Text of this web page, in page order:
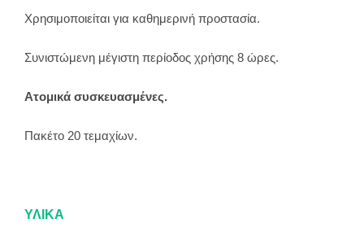
Χρησιμοποιείται για καθημερινή προστασία.
Συνιστώμενη μέγιστη περίοδος χρήσης 8 ώρες.
Ατομικά συσκευασμένες.
Πακέτο 20 τεμαχίων.
ΥΛΙΚΑ